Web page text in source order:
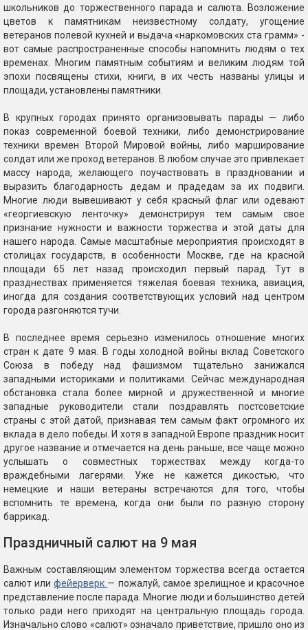
школьников до торжественного парада и салюта. Возложение
цветов к памятникам неизвестному солдату, угощение
ветеранов полевой кухней и выдача «наркомовских ста грамм» -
вот самые распространенные способы напомнить людям о тех
временах. Многим памятным событиям и великим людям той
эпохи посвящены стихи, книги, в их честь названы улицы и
площади, установлены памятники.
В крупных городах принято организовывать парады — либо
показ современной боевой техники, либо демонстрирование
техники времен Второй Мировой войны, либо марширование
солдат или же проход ветеранов. В любом случае это привлекает
массу народа, желающего поучаствовать в праздновании и
выразить благодарность дедам и прадедам за их подвиги.
Многие люди вывешивают у себя красный флаг или одевают
«георгиевскую ленточку» демонстрируя тем самым свое
признание нужности и важности торжества и этой даты для
нашего народа. Самые масштабные мероприятия происходят в
столицах государств, в особенности Москве, где на красной
площади 65 лет назад происходил первый парад. Тут в
празднествах применяется тяжелая боевая техника, авиация,
иногда для создания соответствующих условий над центром
города разгоняются тучи.
В последнее время серьезно изменилось отношение многих
стран к дате 9 мая. В годы холодной войны вклад Советского
Союза в победу над фашизмом тщательно занижался
западными историками и политиками. Сейчас международная
обстановка стала более мирной и дружественной и многие
западные руководители стали поздравлять постсоветские
страны с этой датой, признавая тем самым факт огромного их
вклада в дело победы. И хотя в западной Европе праздник носит
другое название и отмечается на день раньше, все чаще можно
услышать о совместных торжествах между когда-то
враждебными лагерями. Уже не кажется дикостью, что
немецкие и наши ветераны встречаются для того, чтобы
вспомнить те времена, когда они были по разную сторону
баррикад.
Праздничный салют на 9 мая
Важным составляющим элементом торжества всегда остается
салют илифейерверк — пожалуй, самое зрелищное и красочное
представление после парада. Многие люди и большинство детей
только ради него приходят на центральную площадь города.
Изначально слово «салют» означало приветствие, пришло оно из